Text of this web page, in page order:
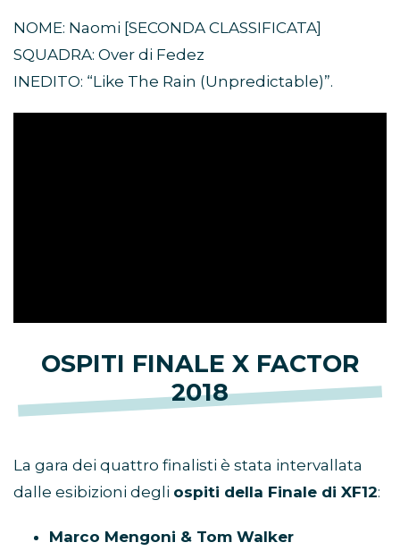
NOME: Naomi [SECONDA CLASSIFICATA]
SQUADRA: Over di Fedez
INEDITO: “Like The Rain (Unpredictable)”.
OSPITI FINALE X FACTOR
2018
La gara dei quattro finalisti è stata intervallata
dalle esibizioni degli ospiti della Finale di XF12:
Marco Mengoni & Tom Walker